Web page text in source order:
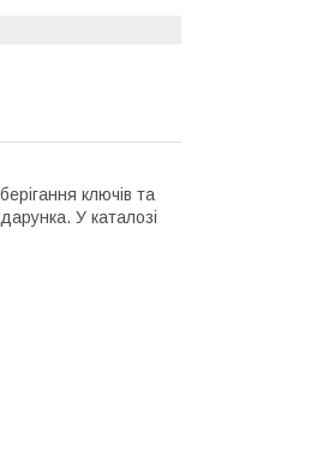
ключів та
У каталозі